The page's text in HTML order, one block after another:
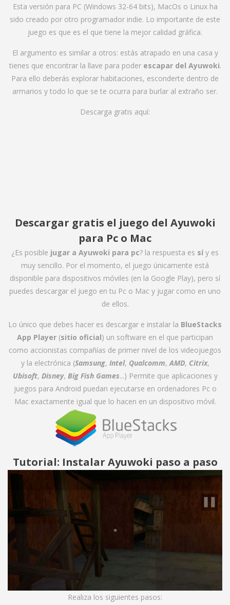
Esta versión para PC (Windows 32-64 bits), MacOs o Linux ha
sido creado por otro programador indie. Lo importante de este
juego es que es el que tiene la mejor calidad gráfica.
El argumento es similar a otros: estás atrapado en una casa y
tienes que encontrar la llave para poder escapar del Ayuwoki.
Para ello deberás explorar habitaciones, esconderte dentro de
armarios y todo lo que se te ocurra para burlar al extraño ser.
Descarga gratis aquí:
Descargar gratis el juego del Ayuwoki
para Pc o Mac
¿Es posible jugar a Ayuwoki para pc? la respuesta es síy es
muy sencillo. Por el momento, el juego únicamente está
disponible para dispositivos móviles (en la Google Play), pero sí
puedes descargar el juego en tu Pc o Mac y jugar como en uno
de ellos.
Lo único que debes hacer es descargar e instalar la BlueStacks
App Player (sitio oficial) un software en el que participan
como accionistas compañías de primer nivel de los videojuegos
y la electrónica (Samsung, Intel, Qualcomm, AMD, Citrix,
Ubisoft, Disney, Big Fish Games...) Permite que aplicaciones y
juegos para Android puedan ejecutarse en ordenadores Pc o
Mac exactamente igual que lo hacen en un dispositivo móvil.
Tutorial: Instalar Ayuwoki paso a paso
Realiza los siguientes pasos: